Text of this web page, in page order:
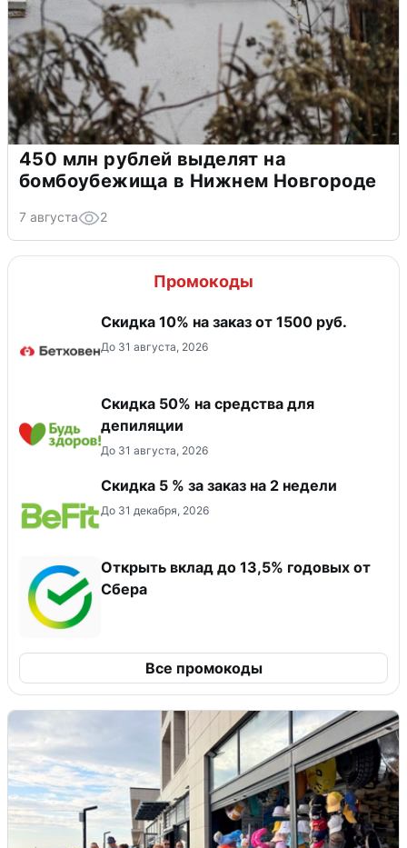
450 млн рублей выделят на
бомбоубежища в Нижнем Новгороде
7 августа 2
Промокоды
Скидка 10% на заказ от 1500 руб.
До 31 августа, 2026
Скидка 50% на средства для
депиляции
До 31 августа, 2026
Скидка 5 % за заказ на 2 недели
До 31 декабря, 2026
Открыть вклад до 13,5% годовых от
Сбера
Все промокоды